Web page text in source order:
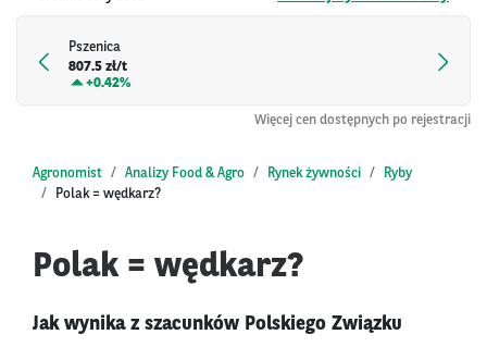
Pszenica
807.5 zł/t
+0.42%
Więcej cen dostępnych po rejestracji
Agronomist Analizy Food & Agro Rynek żywności
Ryby
Polak = wędkarz?
Polak = wędkarz?
Jak wynika z szacunków Polskiego Związku